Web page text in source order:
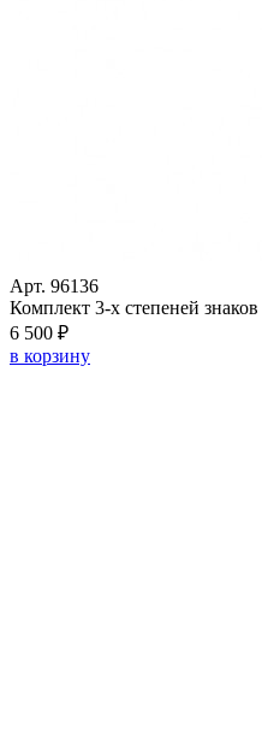
Арт. 96136
Комплект 3-х степеней
6 500 ₽
в корзину